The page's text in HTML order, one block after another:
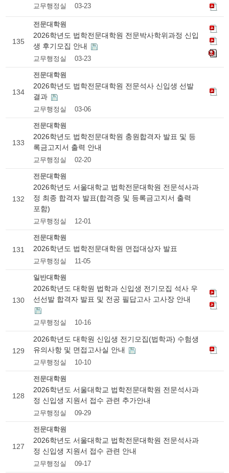
교무행정실 03-23
135
전문대학원
2026학년도 법학전문대학원 전문박사학위과정 신입
생 후기모집 안내
교무행정실 03-23
134
전문대학원
2026학년도 법학전문대학원 전문석사 신입생 선발
결과
교무행정실 03-06
133
전문대학원
2026학년도 법학전문대학원 충원합격자 발표 및 등
록금고지서 출력 안내
교무행정실 02-20
132
전문대학원
2026학년도 서울대학교 법학전문대학원 전문석사과
정 최종 합격자 발표(합격증 및 등록금고지서 출력
포함)
교무행정실 12-01
131
전문대학원
2026학년도 법학전문대학원 면접대상자 발표
교무행정실 11-05
130
일반대학원
2026학년도 대학원 법학과 신입생 전기모집 석사 우
선선발 합격자 발표 및 전공 필답고사 고사장 안내
교무행정실 10-16
129
2026학년도 대학원 신입생 전기모집(법학과) 수험생
유의사항 및 면접고사실 안내
교무행정실 10-10
128
전문대학원
2026학년도 서울대학교 법학전문대학원 전문석사과
정 신입생 지원서 접수 관련 추가안내
교무행정실 09-29
127
전문대학원
2026학년도 서울대학교 법학전문대학원 전문석사과
정 신입생 지원서 접수 관련 안내
교무행정실 09-17